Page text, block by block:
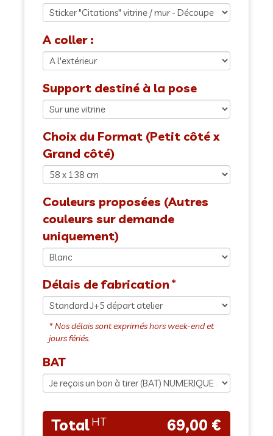
A coller :
Support destiné à la pose
Choix du Format (Petit côté x
Grand côté)
Couleurs proposées (Autres
couleurs sur demande
uniquement)
Délais de fabrication
BAT
69,00 €